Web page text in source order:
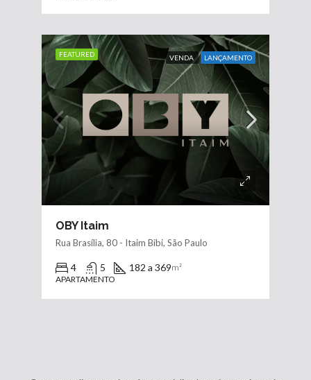
FEATURED VENDA LANÇAMENTO
OBY Itaim
Rua Brasília, 80 - Itaim Bibi, São Paulo
4 5 182 a 369m²
APARTAMENTO